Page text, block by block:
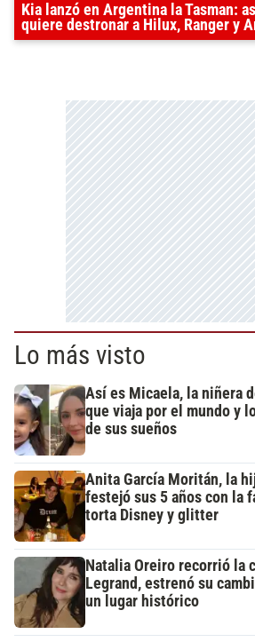
Kia lanzó en Argentina la Tasman:
quiere destronar a Hilux, Ranger y
Lo más visto
Así es Micaela, la niñera
que viaja por el mundo y
de sus sueños
Anita García Moritán, la
festejó sus 5 años con la
torta Disney y glitter
Natalia Oreiro recorrió la
Legrand, estrenó su
un lugar histórico